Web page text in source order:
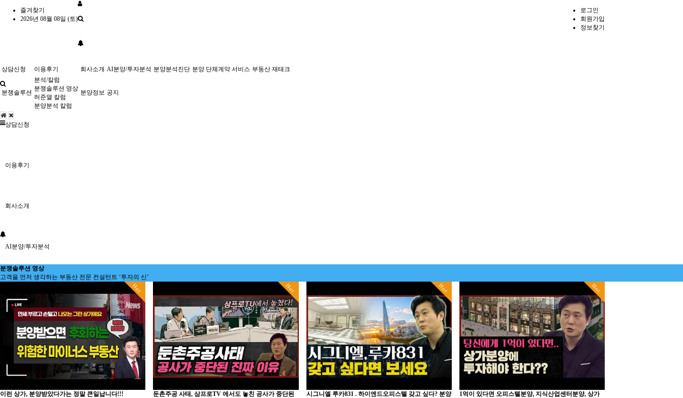
즐겨찾기
2026년 08월 08일 (토)
로그인
회원가입
정보찾기
상담신청
이용후기
회사소개
AI분양/투자분석
분양 단체계약 서비스
상담신청 이용후기 회사소개 AI분양/투자분석 분양분석진단 분양 단체계약 서비스 부동산 재태크
분쟁솔루션
분석/칼럼
분쟁솔루션 영상
허준열 칼럼
분양분석 칼럼
분양정보 공지
분쟁솔루션 영상
고객을 먼저 생각하는 부동산 전문 컨설턴트 ‘투자의 신’
Hot
이런 상가, 분양받았다가는 정말 큰일납니다!!!
Hot
둔촌주공 사태, 삼프로TV 에서도 놓친 공사가 중단된
Hot
시그니엘 루카831 . 하이엔드오피스텔 갖고 싶다? 분양
Hot
1억이 있다면 오피스텔분양, 지식산업센터분양, 상가